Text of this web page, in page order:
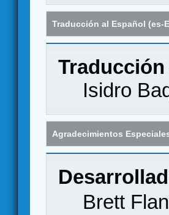
Traducción al Español (es-
Isidro
Agradecimientos
Brett